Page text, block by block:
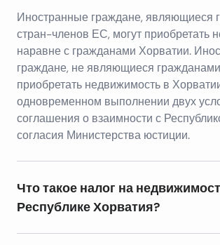
Иностранные граждане, являющиеся
стран-членов ЕС, могут приобретать
наравне с гражданами Хорватии.
граждане, не являющиеся
приобретать недвижимость в
одновременном выполнении двух
соглашения о взаимности с
согласия Министерства юстиции.
Что такое налог на
Республике Хорватия?